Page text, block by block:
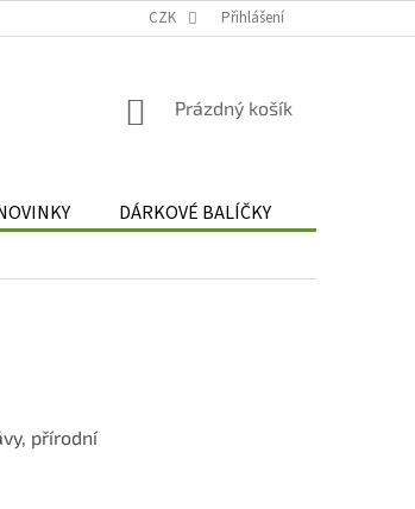
Odstoupení od smlouvy
CZK Přihlášení
NÁKUPNÍ
Prázdný košík
DÁRKOVÉ BALÍČKY
přírodní